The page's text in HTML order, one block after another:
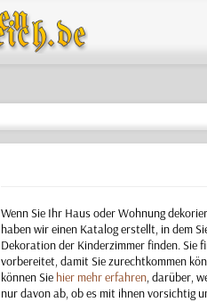
Wenn Sie Ihr Haus oder Wohnung
haben wir einen Katalog erstellt, in dem
Dekoration der Kinderzimmer finden. Sie
vorbereitet, damit Sie zurechtkommen
können Sie hier mehr erfahren, darüber,
nur davon ab, ob es mit ihnen vorsichtig